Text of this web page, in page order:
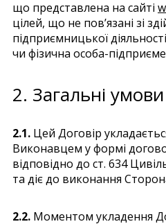
що представлена на сайті
цілей, що не пов’язані зі
підприємницької
чи фізична особа-
2. Загальні умови
2.1. Цей Договір
Виконавцем у формі
відповідно до ст. 634
та діє до виконання
2.2. Моментом укладення